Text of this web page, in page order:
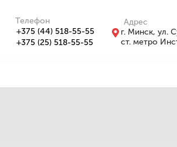
Телефон
+375 (44) 518-55-55
+375 (25) 518-55-55
Адрес
г. Минск, ул.
ст. метро